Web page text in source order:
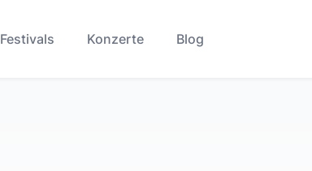
Festivals Konzerte Blog